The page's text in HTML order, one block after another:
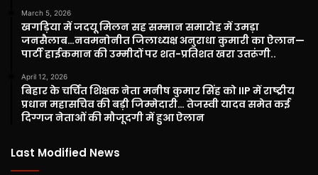
March 5, 2026
खगड़िया में जदयू मिलन सह सम्मान समारोह में उमड़ा
जनसैलाब…नवमनोनीत जिलाध्यक्ष अनुराधा कुमारी का ऐलान—
पार्टी हाईकमान की उम्मीदों पर शत-प्रतिशत खरा उतरूंगी..
April 12, 2026
बिहार के चर्चित शिक्षक नेता मनीष कुमार सिंह को IIP में राष्ट्रीय
प्रधान महासचिव की बड़ी जिम्मेदारी… तेजस्वी यादव समेत कई
दिग्गज नेताओं की मौजूदगी में हुआ ऐलान
Last Modified News